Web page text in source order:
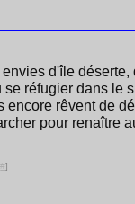
d'île déserte,
se réfugier dans le
encore rêvent de
pour renaître
#]